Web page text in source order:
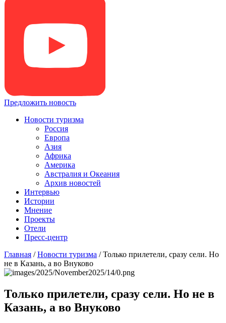
Предложить новость
Новости туризма
Россия
Европа
Азия
Африка
Америка
Австралия и Океания
Архив новостей
Интервью
Истории
Мнение
Проекты
Отели
Пресс-центр
Главная /Новости туризма /Только прилетели, сразу сели. Но
не в Казань, а во Внуково
Только прилетели, сразу сели. Но не в
Казань, а во Внуково